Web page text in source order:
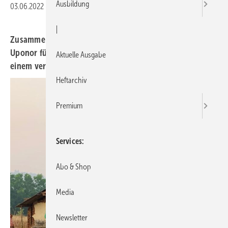
03.06.2022 Druckvorschau
Zusammen mit der indischen Raah-Foundation setzt sich
Uponor für Dörfer in Indien ein und verhilft diesen zu
einem verlässlichen Zugang zu sauberem Wasser.
Ausbildung
Aktuelle Ausgabe
Heftarchiv
Premium
Services
Abo & Shop
Media
Newsletter